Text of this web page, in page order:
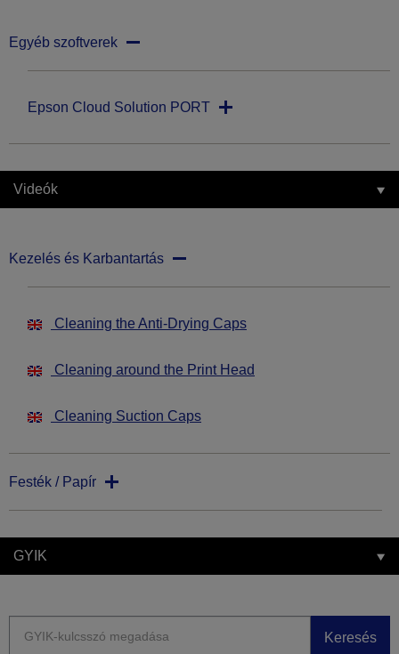
Egyéb szoftverek
Epson Cloud Solution PORT
Videók
Kezelés és Karbantartás
Cleaning the Anti-Drying Caps
Cleaning around the Print Head
Cleaning Suction Caps
Festék / Papír
GYIK
Keresés